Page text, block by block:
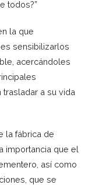
todos?”
la que
sensibilizarlos
acercándoles
a su vida
la fábrica de
importancia que el
así como
que se